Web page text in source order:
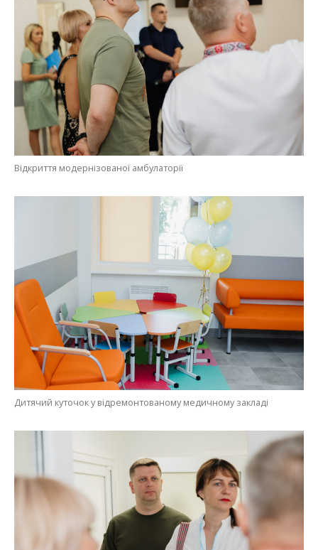
Відкриття модернізованої амбулаторії
Дитячий куточок у відремонтованому медичному закладі